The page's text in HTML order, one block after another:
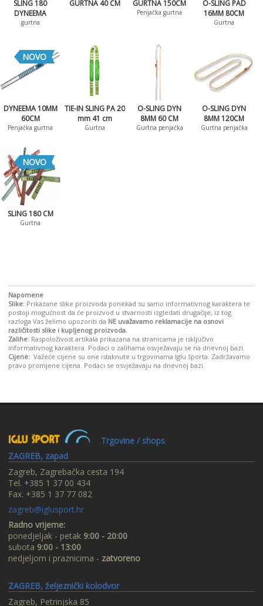
SLING 180
DYNEEMA
gurtna
GURTNA 40 CM GURTNA 150CM
Penjačka gurtna
O-SLING PAD
16MM 80CM
Gurtna
NOVO
DYNEEMA 10MM
60CM
Penjačka gurtna
TIE-IN SLING PA 20
mm 41 cm
Gurtna
O-SLING DYN
8MM 60 CM
Gurtna penjačka
O-SLING DYN
8MM 120CM
Gurtna penjačka
NOVO
SLING 180 CM
Gurtna
Napomene
Slike: Prikazane slike proizvoda ponekad su samo informativnog karaktera te
postoji mogućnost da će proizvod u stvarnosti izgledati drugačije, iz tog
razloga Vas želimo upozoriti da NE uvažavamo reklamacije na osnovi
različitosti slike i kupljenog proizvoda.
Zalihe: Raspoloživost artikala prikazana na stranicama je isključivo
informativnog karaktera. Podaci o zalihama osvježavaju se na dnevnoj bazi.
Cijene: Važeće cijene su one istaknute u trgovinama Iglu športa. Zadržavamo
pravo promjene cijena. Podaci se osvježavaju na dnevnoj bazi.
Trgovine / shops
ZAGREB, zapad
Zagreb, Zagrebačka cesta 194
Tel. +385 1 37 00 434
Fax. +385 1 37 77 082
zagreb@iglusport.hr
Radno vrijeme:
ponedjeljak - petak 9:00 - 20:00
subota 9:00 - 13:00
nedjeljom i praznicima - zatvoreno
ZAGREB, željeznički kolodvor
Zagreb, Petrinjska 85